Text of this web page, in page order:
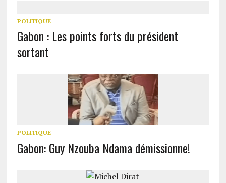
POLITIQUE
Gabon : Les points forts du président
sortant
POLITIQUE
Gabon: Guy Nzouba Ndama démissionne!